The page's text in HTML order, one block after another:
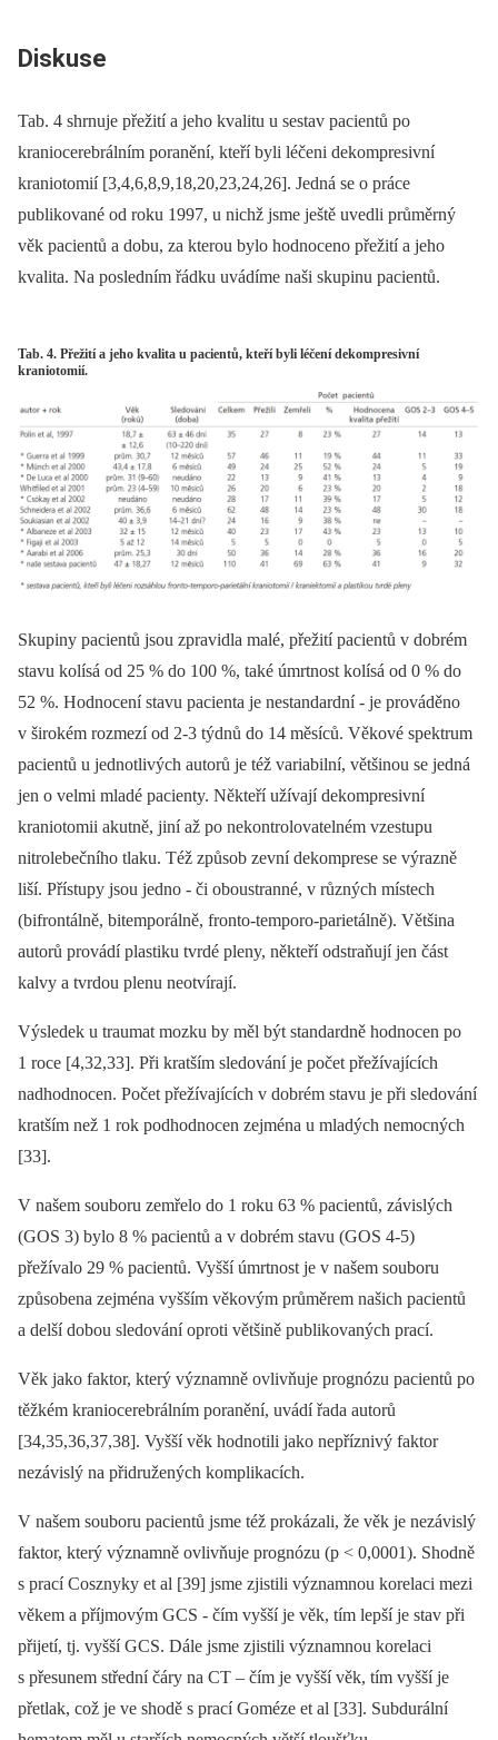
Diskuse
Tab. 4 shrnuje přežití a jeho kvalitu u sestav pacientů po
kraniocerebrálním poranění, kteří byli léčeni dekompresivní
kraniotomií [3,4,6,8,9,18,20,23,24,26]. Jedná se o práce
publikované od roku 1997, u nichž jsme ještě uvedli průměrný
věk pacientů a dobu, za kterou bylo hodnoceno přežití a jeho
kvalita. Na posledním řádku uvádíme naši skupinu pacientů.
Tab. 4. Přežití a jeho kvalita u pacientů, kteří byli léčení dekompresivní
kraniotomií.
Skupiny pacientů jsou zpravidla malé, přežití pacientů v dobrém
stavu kolísá od 25 % do 100 %, také úmrtnost kolísá od 0 % do
52 %. Hodnocení stavu pacienta je nestandardní -⁠ je prováděno
v širokém rozmezí od 2-3 týdnů do 14 měsíců. Věkové spektrum
pacientů u jednotlivých autorů je též variabilní, většinou se jedná
jen o velmi mladé pacienty. Někteří užívají dekompresivní
kraniotomii akutně, jiní až po nekontrolovatelném vzestupu
nitrolebečního tlaku. Též způsob zevní dekomprese se výrazně
liší. Přístupy jsou jedno -⁠ či oboustranné, v různých místech
(bifrontálně, bitemporálně, fronto-temporo-parietálně). Většina
autorů provádí plastiku tvrdé pleny, někteří odstraňují jen část
kalvy a tvrdou plenu neotvírají.
Výsledek u traumat mozku by měl být standardně hodnocen po
1 roce [4,32,33]. Při kratším sledování je počet přežívajících
nadhodnocen. Počet přežívajících v dobrém stavu je při sledování
kratším než 1 rok podhodnocen zejména u mladých nemocných
[33].
V našem souboru zemřelo do 1 roku 63 % pacientů, závislých
(GOS 3) bylo 8 % pacientů a v dobrém stavu (GOS 4-5)
přežívalo 29 % pacientů. Vyšší úmrtnost je v našem souboru
způsobena zejména vyšším věkovým průměrem našich pacientů
a delší dobou sledování oproti většině publikovaných prací.
Věk jako faktor, který významně ovlivňuje prognózu pacientů po
těžkém kraniocerebrálním poranění, uvádí řada autorů
[34,35,36,37,38]. Vyšší věk hodnotili jako nepříznivý faktor
nezávislý na přidružených komplikacích.
V našem souboru pacientů jsme též prokázali, že věk je nezávislý
faktor, který významně ovlivňuje prognózu (p < 0,0001). Shodně
s prací Cosznyky et al [39] jsme zjistili významnou korelaci mezi
věkem a příjmovým GCS -⁠ čím vyšší je věk, tím lepší je stav při
přijetí, tj. vyšší GCS. Dále jsme zjistili významnou korelaci
s přesunem střední čáry na CT –⁠ čím je vyšší věk, tím vyšší je
přetlak, což je ve shodě s prací Goméze et al [33]. Subdurální